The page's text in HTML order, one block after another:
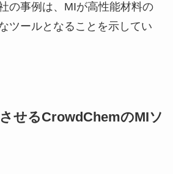
の事例は、MIが高性能材料の
ツールとなることを示してい
せるCrowdChemのMIソ